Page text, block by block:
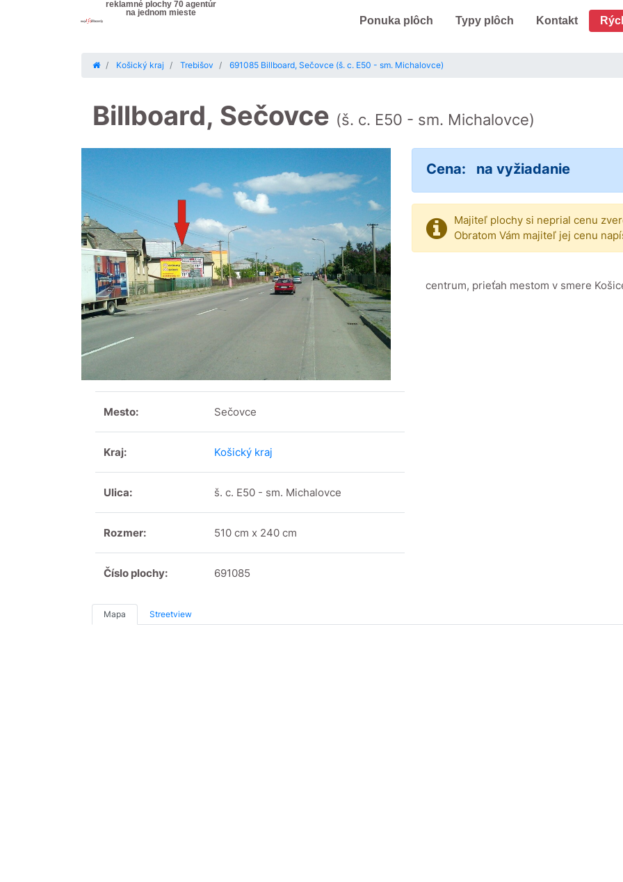
reklamné plochy 70 agentúr
na jednom mieste
Ponuka plôch Typy plôch Kontakt
Košický kraj Trebišov 691085 Billboard, Sečovce (š. c. E50 - sm. Michalovce)
Billboard, Sečovce (š. c. E50 - sm. Michalovce)
Cena: na vyžiadanie
Majiteľ plochy si neprial cenu
Obratom Vám majiteľ jej cenu
centrum, prieťah mestom v smere
Mesto: Sečovce
Kraj: Košický kraj
Ulica: š. c. E50 - sm. Michalovce
Rozmer: 510 cm x 240 cm
Číslo plochy: 691085
Mapa Streetview